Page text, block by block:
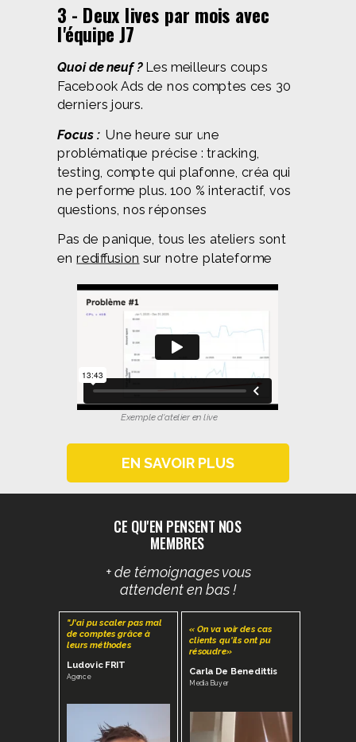
3 - Deux lives par mois avec
l'équipe J7
Quoi de neuf ? Les meilleurs coups
Facebook Ads de nos comptes ces 30
derniers jours.
Focus : Une heure sur une
problématique précise : tracking,
testing, compte qui plafonne, créa qui
ne performe plus. 100 % interactif, vos
questions, nos réponses
Pas de panique, tous les ateliers sont
enrediffusion sur notre plateforme
Exemple d'atelier en live
CE QU'EN PENSENT NOS
MEMBRES
+ de témoignages vous
attendent en bas !
"J'ai pu scaler pas mal
de comptes grâce à
leurs méthodes
Ludovic FRIT
Agence
« On va voir des cas
clients qu'ils ont pu
résoudre»
Carla De Benedittis
Media Buyer
EN SAVOIR PLUS